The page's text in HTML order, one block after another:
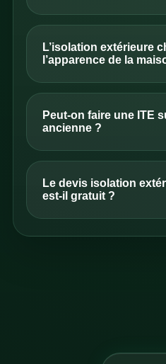
L’isolation extérieure
l’apparence de la
Peut-on faire une ITE
ancienne ?
Le devis isolation
est-il gratuit ?